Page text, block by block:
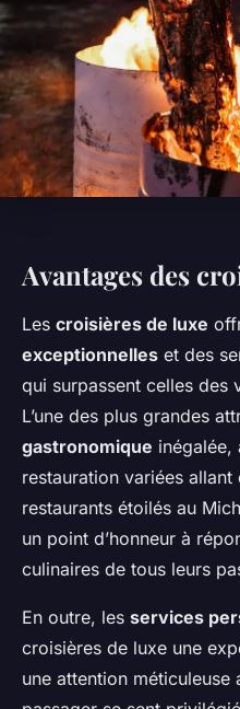
Avantages des
Les croisières de luxe
exceptionnelles et des
qui surpassent celles des
L’une des plus grandes
gastronomique inégalée,
restauration variées
restaurants étoilés au
un point d’honneur à
culinaires de tous leurs
En outre, les services
croisières de luxe une
une attention méticuleuse